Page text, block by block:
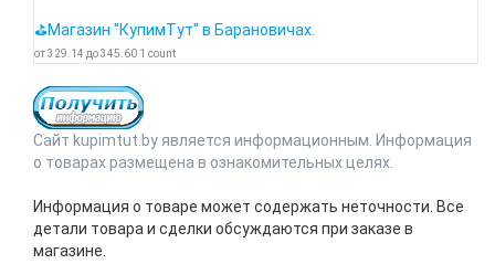
⛳Магазин "КупимТут" в Барановичах.
от329.14 до345.60 1 count
Сайт kupimtut.by является информационным. Информация
о товарах размещена в ознакомительных целях.
Информация о товаре может содержать неточности. Все
детали товара и сделки обсуждаются при заказе в
магазине.